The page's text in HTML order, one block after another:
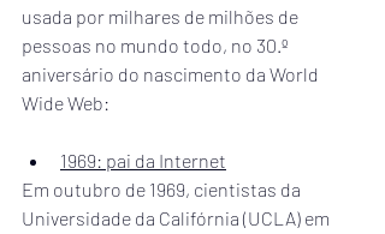
usada por milhares de milhões de
pessoas no mundo todo, no 30.º
aniversário do nascimento da World
Wide Web:
1969: pai da Internet
Em outubro de 1969, cientistas da
Universidade da Califórnia (UCLA) em